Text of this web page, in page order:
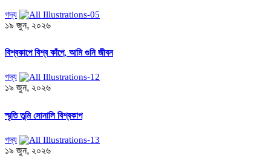
গদ্য
১৯ জুন, ২০২৬
বিশ্বকাপে বিশ্ব কাঁপে, আমি গুনি জীবন
গদ্য
১৯ জুন, ২০২৬
স্মৃতি তুমি সোনালি বিশ্বকাপ
গদ্য
১৯ জুন, ২০২৬